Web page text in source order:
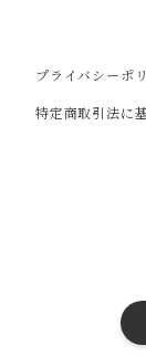
メタル
ビジネス
プライバシーポ
特定商取引法に